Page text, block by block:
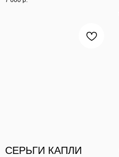
СЕРЬГИ КАПЛИ